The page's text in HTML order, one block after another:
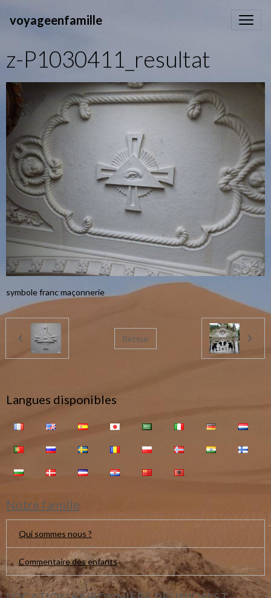
voyageenfamille
z-P1030411_resultat
symbole franc maçonnerie
Retour
Langues disponibles
Notre famille
Qui sommes nous ?
Commentaire des enfants